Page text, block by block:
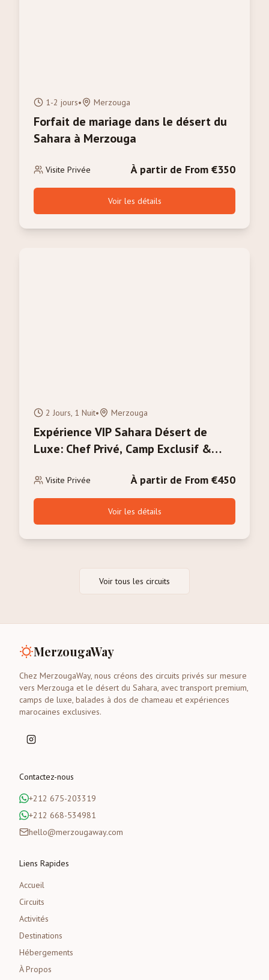
1-2 jours• Merzouga
Forfait de mariage dans le désert du
Sahara à Merzouga
Visite Privée À partir de From €350
Voir les détails
2 Jours, 1 Nuit• Merzouga
Expérience VIP Sahara Désert de
Luxe: Chef Privé, Camp Exclusif &
Visite Privée À partir de From €450
Voir les détails
Voir tous les circuits
MerzougaWay
Chez MerzougaWay, nous créons des circuits privés sur mesure
vers Merzouga et le désert du Sahara, avec transport premium,
camps de luxe, balades à dos de chameau et expériences
marocaines exclusives.
Contactez-nous
+212 675-203319
+212 668-534981
hello@merzougaway.com
Liens Rapides
Accueil
Circuits
Activités
Destinations
Hébergements
À Propos